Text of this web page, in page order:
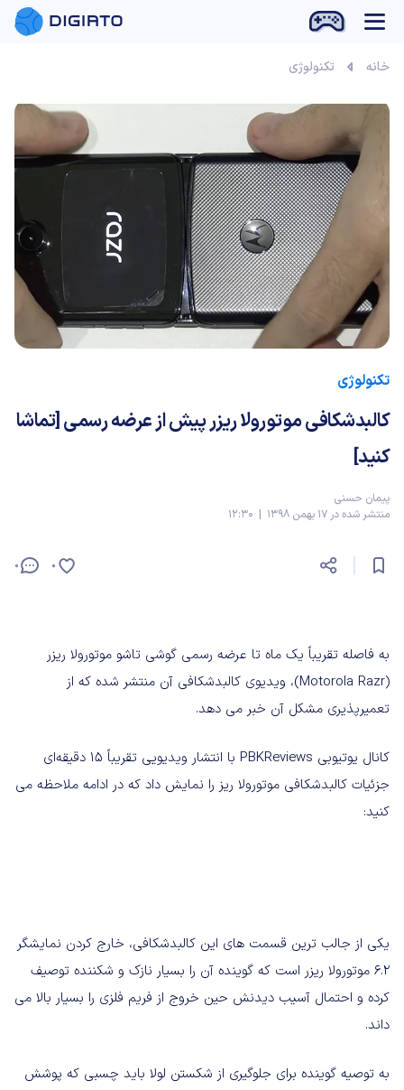
بازی آنلاین
خانه تکنولوژی
تکنولوژی
کالبدشکافی موتورولا ریزر پیش از عرضه رسمی [تماشا
کنید]
پیمان حسنی
منتشر شده در 17 بهمن 1398 | 12:30
0 0
به فاصله تقریباً یک ماه تا عرضه رسمی گوشی تاشو موتورولا ریزر
(Motorola Razr)، ویدیوی کالبدشکافی آن منتشر شده که از
تعمیرپذیری مشکل آن خبر می دهد.
کانال یوتیوبی PBKReviews با انتشار ویدیویی تقریباً 15 دقیقه‌ای
جزئیات کالبدشکافی موتورولا ریز را نمایش داد که در ادامه ملاحظه می
کنید:
یکی از جالب ترین قسمت های این کالبدشکافی، خارج کردن نمایشگر
6.2 موتورولا ریزر است که گوینده آن را بسیار نازک و شکننده توصیف
کرده و احتمال آسیب دیدنش حین خروج از فریم فلزی را بسیار بالا می
داند.
به توصیه گوینده برای جلوگیری از شکستن لولا باید چسبی که پوشش